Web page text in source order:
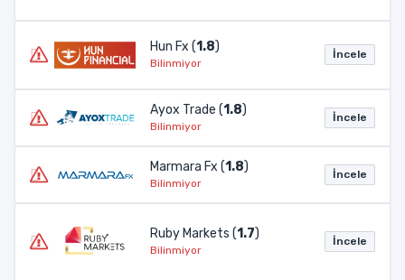
Hun Fx (1.8)
Bilinmiyor
İncele
Ayox Trade (1.8)
Bilinmiyor
İncele
Marmara Fx (1.8)
Bilinmiyor
İncele
Ruby Markets (1.7)
Bilinmiyor
İncele